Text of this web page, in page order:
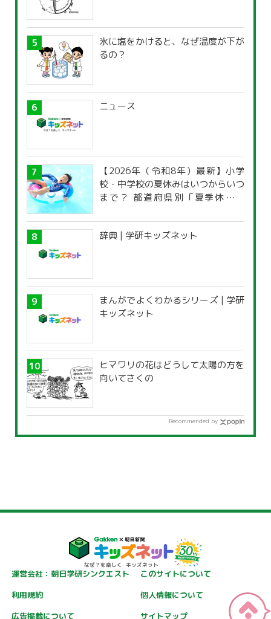
氷に塩をかけると、なぜ温度が下が
るの？
ニュース
【2026年（令和8年）最新】小学
校・中学校の夏休みはいつからいつ
まで？ 都道府県別「夏季休暇一
辞典 | 学研キッズネット
まんがでよくわかるシリーズ | 学研
キッズネット
ヒマワリの花はどうして太陽の方を
向いてさくの
Recommended by
運営会社：朝日学研シンクエスト
このサイトについて
利用規約
個人情報について
広告掲載について
サイトマップ